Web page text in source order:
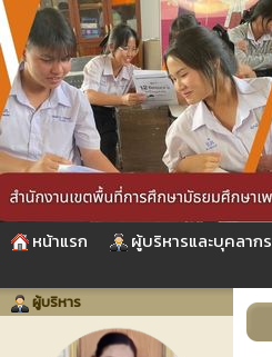
หน้าแรก ผู้บริหารและบุคลากร
ผู้บริหาร